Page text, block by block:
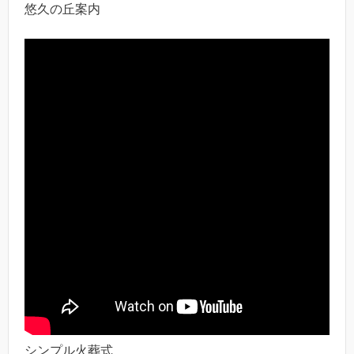
悠久の丘案内
シンプル火葬式